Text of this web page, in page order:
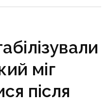
міг
після